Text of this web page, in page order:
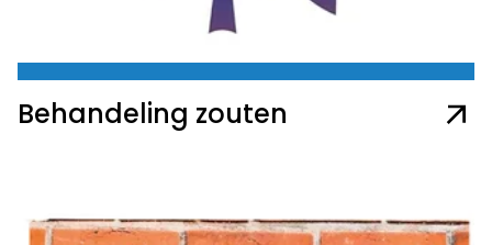
Behandeling zouten